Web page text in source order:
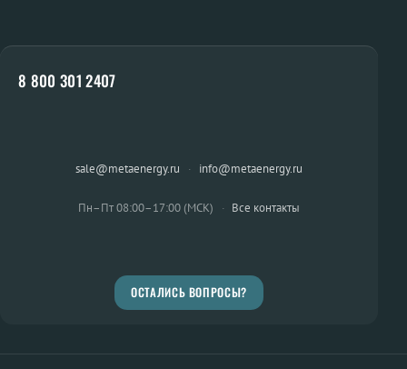
8 800 301 2407
sale@metaenergy.ru · info@metaenergy.ru
Пн–Пт 08:00–17:00 (МСК) · Все контакты
ОСТАЛИСЬ ВОПРОСЫ?